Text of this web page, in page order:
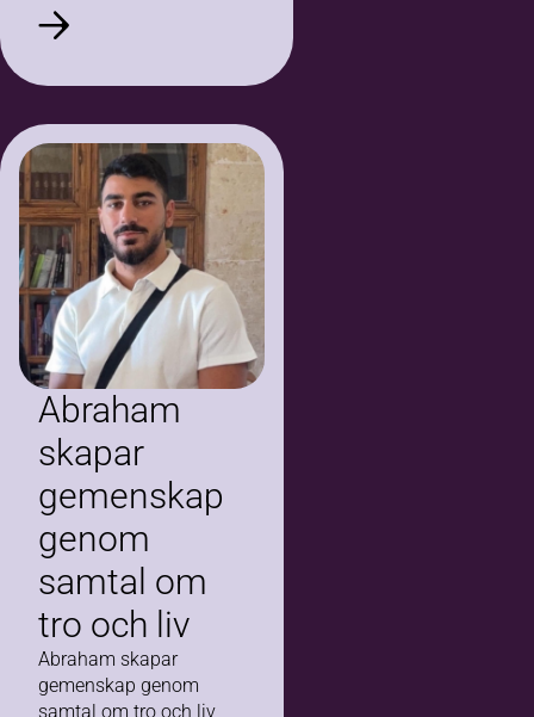
står utanför
arbetsmarknaden.
övningar, vägledning
och digitala verktyg får
deltagarna nya
möjligheter att…
Abraham
skapar
gemenskap
genom
samtal om
tro och liv
Abraham skapar
gemenskap genom
samtal om tro och liv